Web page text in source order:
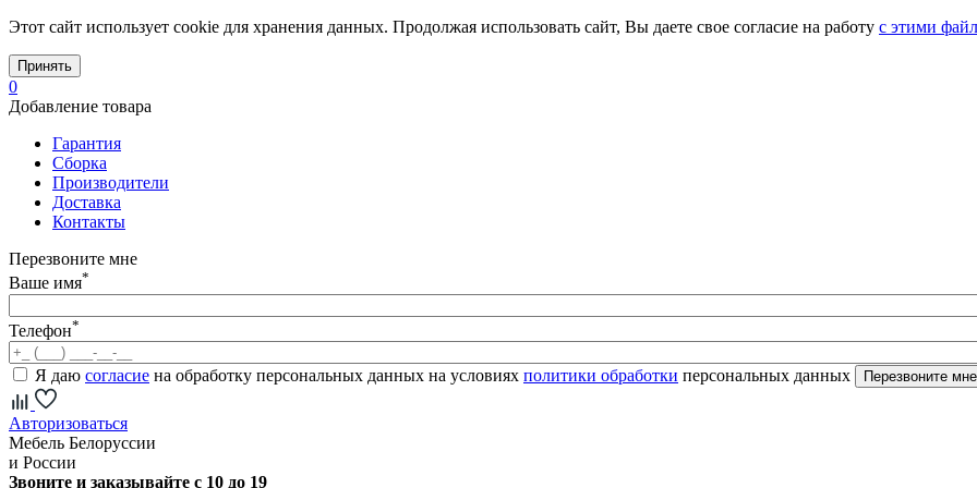
Этот сайт использует cookie для хранения данных. Продолжая использовать сайт, Вы даете свое согласие на работу с этими
Принять
0
Добавление товара
Гарантия
Сборка
Производители
Доставка
Контакты
Перезвоните мне
Ваше имя*
Телефон*
Я даю согласие на обработку персональных данных на условиях политики обработки персональных данных
Авторизоваться
Мебель Белоруссии
и России
Звоните и заказывайте с 10 до 19